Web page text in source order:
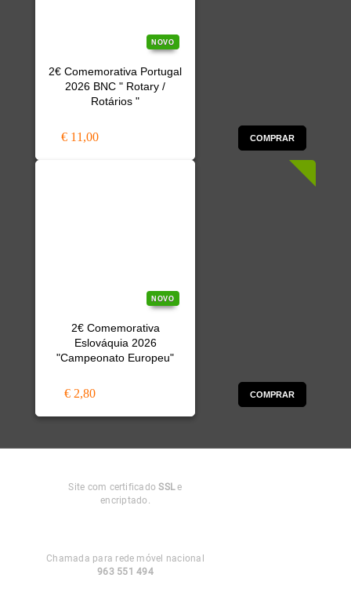
NOVO
2€ Comemorativa Portugal
2026 BNC " Rotary /
Rotários "
€ 11,00 COMPRAR
NOVO
2€ Comemorativa
Eslováquia 2026
"Campeonato Europeu"
€ 2,80 COMPRAR
Site com certificadoSSLe
encriptado.
Chamada para rede móvel nacional
963 551 494